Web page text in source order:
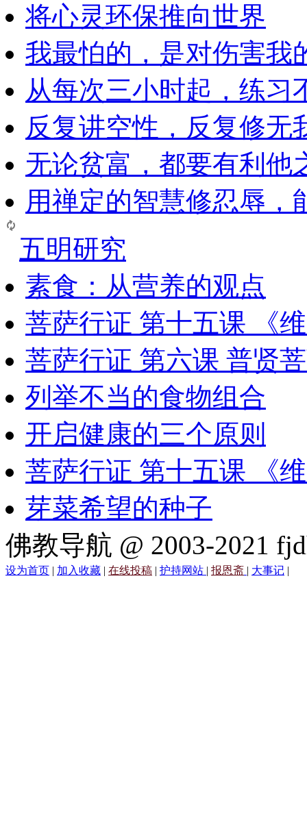
将心灵环保推向世界
我最怕的，是对伤害我
从每次三小时起，练习
反复讲空性，反复修无
无论贫富，都要有利他
用禅定的智慧修忍辱，
五明研究
素食：从营养的观点
菩萨行证 第十五课 《
菩萨行证 第六课 普贤
列举不当的食物组合
开启健康的三个原则
菩萨行证 第十五课 《
芽菜希望的种子
佛教导航 @ 2003-2021
设为首页 | 加入收藏 | 在线投稿 | 护持网站 | 报恩斋 | 大事记 |